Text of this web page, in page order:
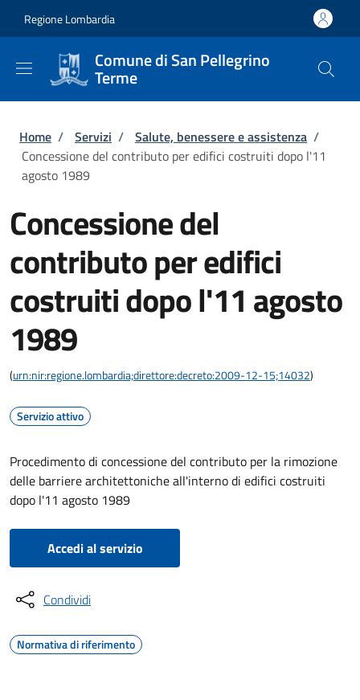
Regione Lombardia
Comune di San Pellegrino
Terme
Briciole di pane
Home / Servizi / Salute, benessere e assistenza /
Concessione del contributo per edifici costruiti dopo l'11
agosto 1989
Concessione del
contributo per edifici
costruiti dopo l'11 agosto
1989
(urn:nir:regione.lombardia;direttore:decreto:2009-12-15;14032)
Servizio attivo
Procedimento di concessione del contributo per la rimozione
delle barriere architettoniche all'interno di edifici costruiti
dopo l'11 agosto 1989
Accedi al servizio
Condividi
Normativa di riferimento